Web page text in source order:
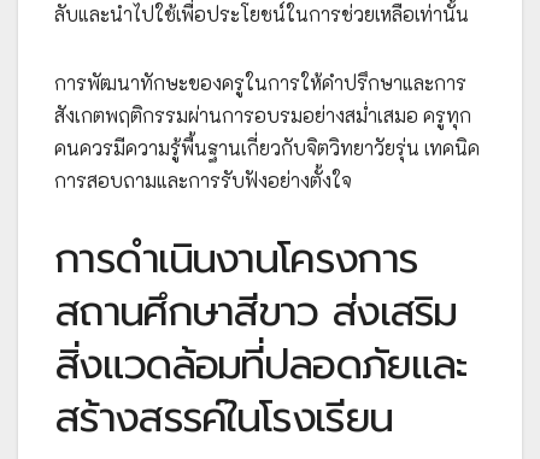
ลับและนำไปใช้เพื่อประโยชน์ในการช่วยเหลือเท่านั้น
การพัฒนาทักษะของครูในการให้คำปรึกษาและการ
สังเกตพฤติกรรมผ่านการอบรมอย่างสม่ำเสมอ ครูทุก
คนควรมีความรู้พื้นฐานเกี่ยวกับจิตวิทยาวัยรุ่น เทคนิค
การสอบถามและการรับฟังอย่างตั้งใจ
การดำเนินงานโครงการ
สถานศึกษาสีขาว ส่งเสริม
สิ่งแวดล้อมที่ปลอดภัยและ
สร้างสรรค์ในโรงเรียน